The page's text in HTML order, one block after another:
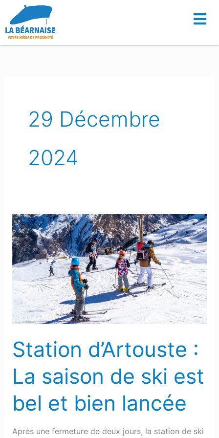
contenu
29 Décembre
2024
Station d’Artouste :
La saison de ski est
bel et bien lancée
Après une fermeture de deux jours, la station de ski
Station
d’Artouste
:
La
saison
de
ski
est
et
lancée